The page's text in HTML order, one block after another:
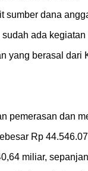
dana
ada
yang berasal dari
pemerasan dan
Rp
miliar,